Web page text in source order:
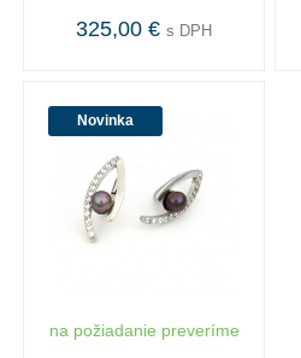
325,00 € s DPH
Novinka
na požiadanie preveríme